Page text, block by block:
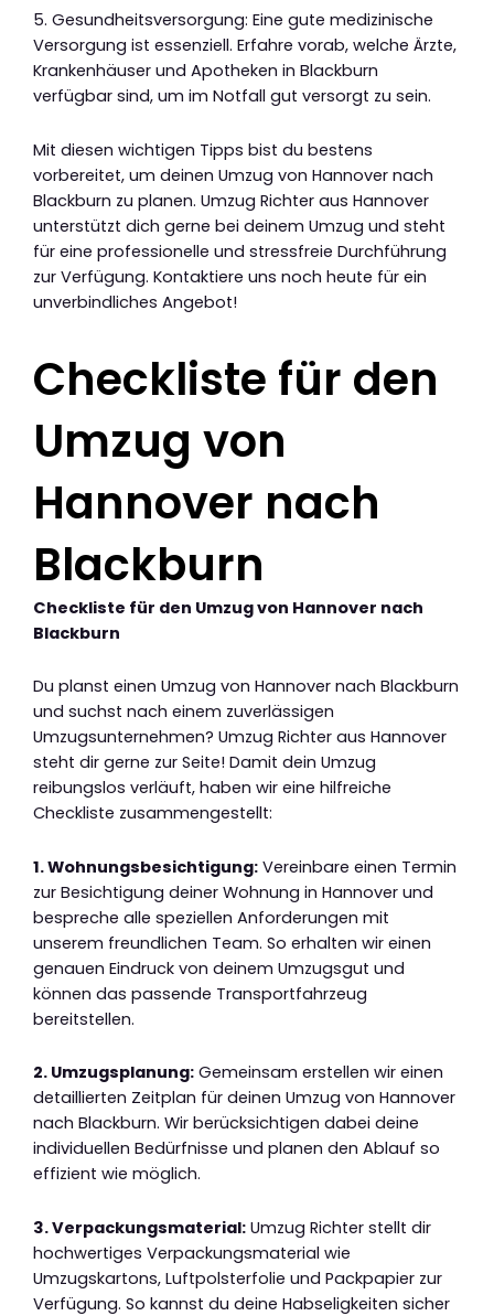
5. Gesundheitsversorgung: Eine gute medizinische
Versorgung ist essenziell. Erfahre vorab, welche Ärzte,
Krankenhäuser und Apotheken in Blackburn
verfügbar sind, um im Notfall gut versorgt zu sein.
Mit diesen wichtigen Tipps bist du bestens
vorbereitet, um deinen Umzug von Hannover nach
Blackburn zu planen. Umzug Richter aus Hannover
unterstützt dich gerne bei deinem Umzug und steht
für eine professionelle und stressfreie Durchführung
zur Verfügung. Kontaktiere uns noch heute für ein
unverbindliches Angebot!
Checkliste für den
Umzug von
Hannover nach
Blackburn
Checkliste für den Umzug von Hannover nach
Blackburn
Du planst einen Umzug von Hannover nach Blackburn
und suchst nach einem zuverlässigen
Umzugsunternehmen? Umzug Richter aus Hannover
steht dir gerne zur Seite! Damit dein Umzug
reibungslos verläuft, haben wir eine hilfreiche
Checkliste zusammengestellt:
1. Wohnungsbesichtigung: Vereinbare einen Termin
zur Besichtigung deiner Wohnung in Hannover und
bespreche alle speziellen Anforderungen mit
unserem freundlichen Team. So erhalten wir einen
genauen Eindruck von deinem Umzugsgut und
können das passende Transportfahrzeug
bereitstellen.
2. Umzugsplanung: Gemeinsam erstellen wir einen
detaillierten Zeitplan für deinen Umzug von Hannover
nach Blackburn. Wir berücksichtigen dabei deine
individuellen Bedürfnisse und planen den Ablauf so
effizient wie möglich.
3. Verpackungsmaterial: Umzug Richter stellt dir
hochwertiges Verpackungsmaterial wie
Umzugskartons, Luftpolsterfolie und Packpapier zur
Verfügung. So kannst du deine Habseligkeiten sicher